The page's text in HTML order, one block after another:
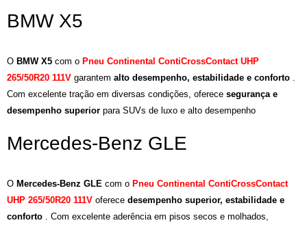
BMW X5
O BMW X5 com o Pneu Continental ContiCrossContact UHP
265/50R20 111V garantem alto desempenho, estabilidade e conforto .
Com excelente tração em diversas condições, oferece segurança e
desempenho superior para SUVs de luxo e alto desempenho
Mercedes-Benz GLE
O Mercedes-Benz GLE com o Pneu Continental ContiCrossContact
UHP 265/50R20 111V oferece desempenho superior, estabilidade e
conforto . Com excelente aderência em pisos secos e molhados,